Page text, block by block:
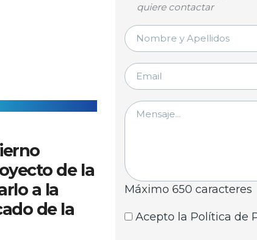
de la
a la
de la
quiere contactar
Y
Máximo 650 caracteres
Acepto la Política de